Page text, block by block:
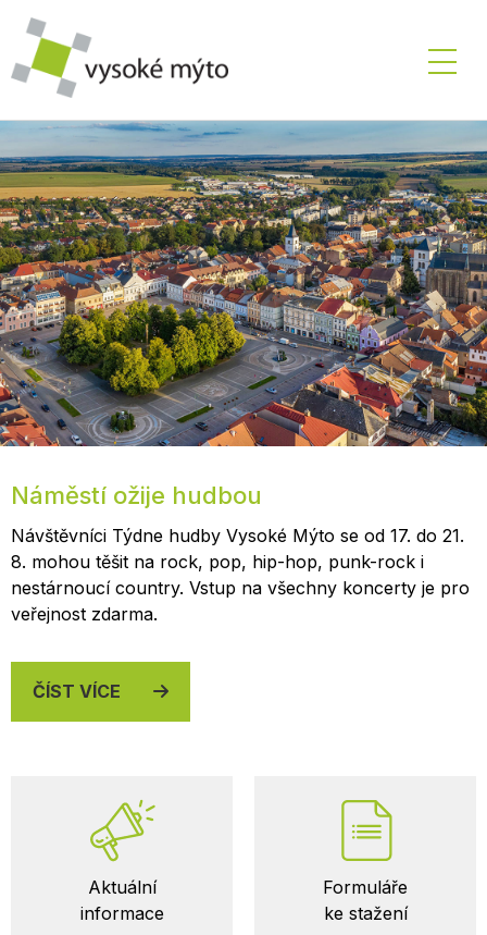
Náměstí ožije hudbou
Návštěvníci Týdne hudby Vysoké Mýto se od 17. do 21.
8. mohou těšit na rock, pop, hip-hop, punk-rock i
nestárnoucí country. Vstup na všechny koncerty je pro
veřejnost zdarma.
ČÍST VÍCE
Důležité
odkazy
Aktuální
informace
Formuláře
ke stažení